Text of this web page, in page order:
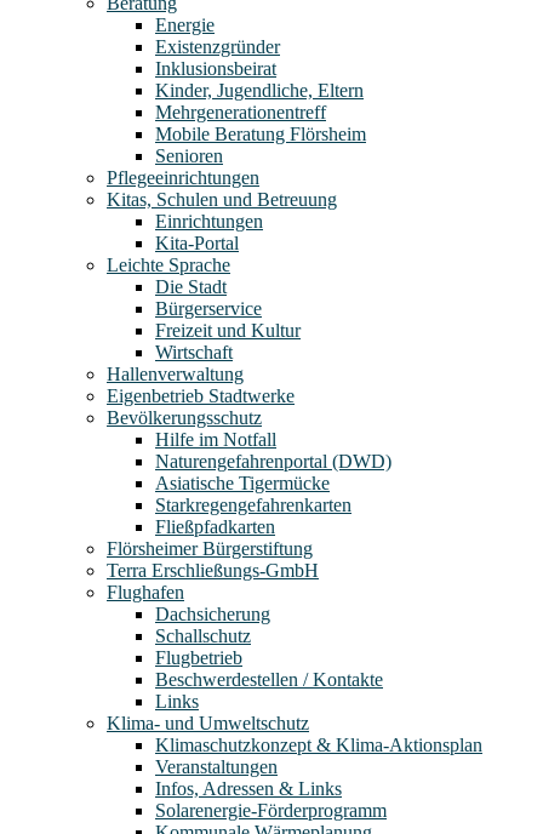
Energie
Existenzgründer
Inklusionsbeirat
Kinder, Jugendliche, Eltern
Mehrgenerationentreff
Mobile Beratung Flörsheim
Senioren
Pflegeeinrichtungen
Kitas, Schulen und Betreuung
Einrichtungen
Kita-Portal
Leichte Sprache
Die Stadt
Bürgerservice
Freizeit und Kultur
Wirtschaft
Hallenverwaltung
Eigenbetrieb Stadtwerke
Bevölkerungsschutz
Hilfe im Notfall
Naturengefahrenportal (DWD)
Asiatische Tigermücke
Starkregengefahrenkarten
Fließpfadkarten
Flörsheimer Bürgerstiftung
Terra Erschließungs-GmbH
Flughafen
Dachsicherung
Schallschutz
Flugbetrieb
Beschwerdestellen / Kontakte
Links
Klima- und Umweltschutz
Klimaschutzkonzept & Klima-Aktionsplan
Veranstaltungen
Infos, Adressen & Links
Solarenergie-Förderprogramm